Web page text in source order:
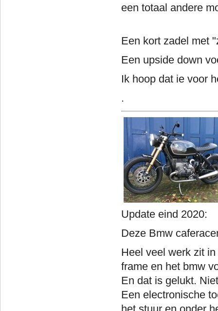
een
Een kort zadel met
Een upside down
Ik hoop dat ie voor
.
Update
Deze Bmw
Heel veel werk zit
frame en het bmw
En dat is gelukt.
Een electronische